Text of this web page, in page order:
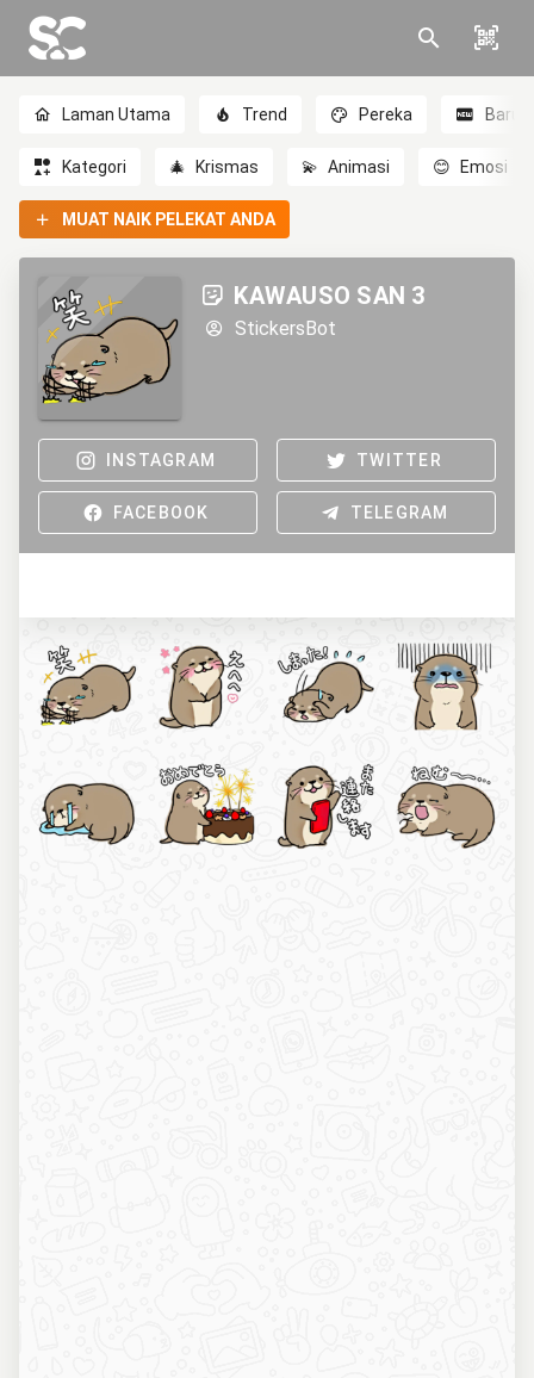
Laman Utama Trend Pereka Baru
Kategori 🎄 Krismas 💫 Animasi 😊 Emosi
MUAT NAIK PELEKAT ANDA
KAWAUSO SAN 3
StickersBot
INSTAGRAM TWITTER
FACEBOOK TELEGRAM